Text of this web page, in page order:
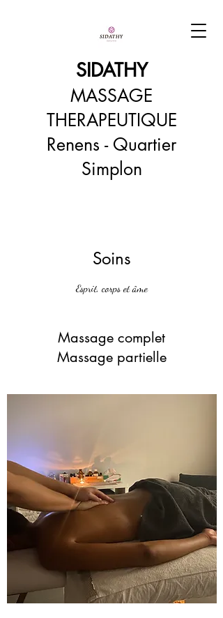
SIDATHY
MASSAGE
THERAPEUTIQUE
Renens - Quartier
Simplon
Soins
Esprit, corps et âme
Massage complet
Massage partielle